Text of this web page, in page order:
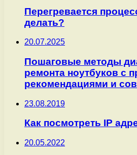
Перегревается
делать?
20.07.2025
Пошаговые методы
ремонта ноутбуков с
рекомендациями и
23.08.2019
Как посмотреть IP
20.05.2022